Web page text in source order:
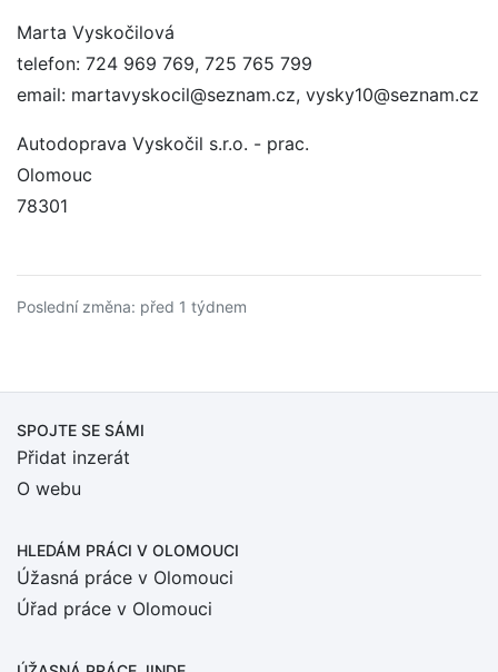
Marta Vyskočilová
telefon: 724 969 769, 725 765 799
email: martavyskocil@seznam.cz, vysky10@seznam.cz
Autodoprava Vyskočil s.r.o. - prac.
Olomouc
78301
Poslední změna: před 1 týdnem
SPOJTE SE SÁMI
Přidat inzerát
O webu
HLEDÁM PRÁCI V OLOMOUCI
Úžasná práce v Olomouci
Úřad práce v Olomouci